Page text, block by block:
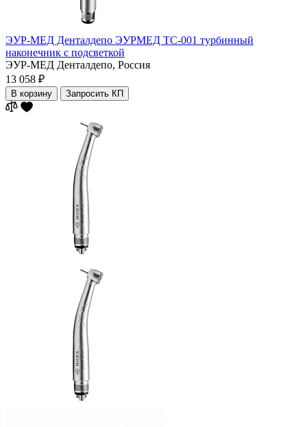
ЭУР-МЕД Денталдепо ЭУРМЕД ТС-001 турбинный
наконечник с подсветкой
ЭУР-МЕД Денталдепо, Россия
13 058 ₽
В корзину Запросить КП